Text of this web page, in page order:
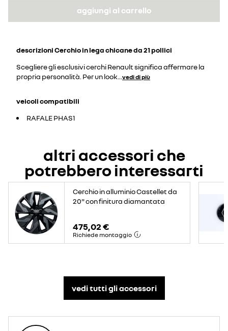
aggiungi al carrello
descrizioniCerchio in lega chicane da 21 pollici
Scegliere gli esclusivi cerchi Renault significa affermare la
propria personalità. Per un look vedi di più
veicoli compatibili
RAFALE PHAS1
altri accessori che
potrebbero interessarti
Cerchio in alluminio Castellet da
20" con finitura diamantata
475,02 €
Richiede montaggio
vedi tutti gli accessori​